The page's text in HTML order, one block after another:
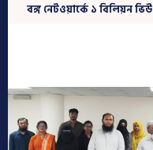
বঙ্গ নেটওয়ার্কে ১ বিলিয়ন ভিউ